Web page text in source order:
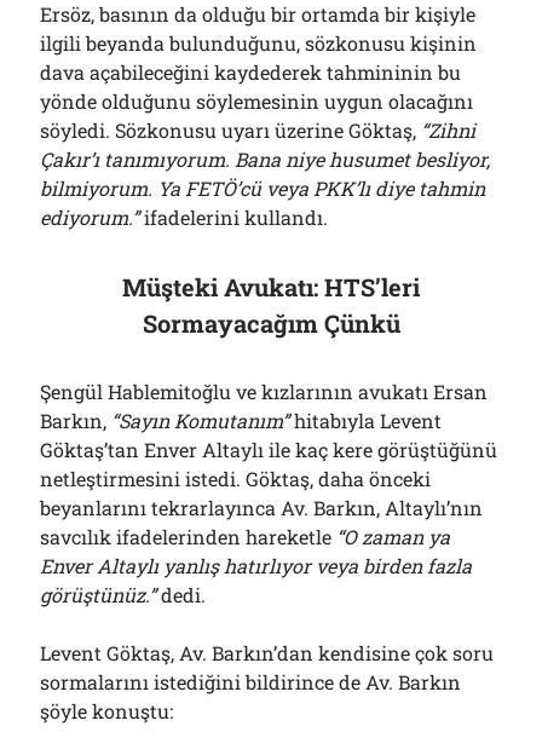
Ersöz, basının da olduğu bir ortamda bir kişiyle
ilgili beyanda bulunduğunu, sözkonusu kişinin
dava açabileceğini kaydederek tahmininin bu
yönde olduğunu söylemesinin uygun olacağını
söyledi. Sözkonusu uyarı üzerine Göktaş, “Zihni
Çakır’ı tanımıyorum. Bana niye husumet besliyor,
bilmiyorum. Ya FETÖ’cü veya PKK’lı diye tahmin
ediyorum.”ifadelerini kullandı.
Müşteki Avukatı: HTS’leri
Sormayacağım Çünkü
Şengül Hablemitoğlu ve kızlarının avukatı Ersan
Barkın, “Sayın Komutanım”hitabıyla Levent
Göktaş’tan Enver Altaylı ile kaç kere görüştüğünü
netleştirmesini istedi. Göktaş, daha önceki
beyanlarını tekrarlayınca Av. Barkın, Altaylı’nın
savcılık ifadelerinden hareketle “O zaman ya
Enver Altaylı yanlış hatırlıyor veya birden fazla
görüştünüz.”dedi.
Levent Göktaş, Av. Barkın’dan kendisine çok soru
sormalarını istediğini bildirince de Av. Barkın
şöyle konuştu: